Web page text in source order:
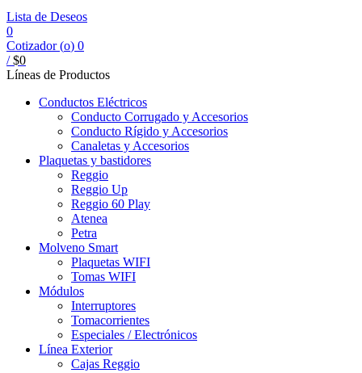
Lista de Deseos
0
Cotizador (o) 0
/ $0
Líneas de Productos
Conductos Eléctricos
Conducto Corrugado y Accesorios
Conducto Rígido y Accesorios
Canaletas y Accesorios
Plaquetas y bastidores
Reggio
Reggio Up
Reggio 60 Play
Atenea
Petra
Molveno Smart
Plaquetas WIFI
Tomas WIFI
Módulos
Interruptores
Tomacorrientes
Especiales / Electrónicos
Línea Exterior
Cajas Reggio